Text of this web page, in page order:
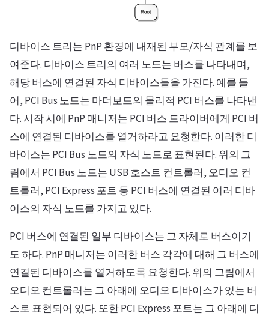
디바이스 트리는 PnP 환경에 내재된 부모/자식 관계를 보
여준다. 디바이스 트리의 여러 노드는 버스를 나타내며,
해당 버스에 연결된 자식 디바이스들을 가진다. 예를 들
어, PCI Bus 노드는 마더보드의 물리적 PCI 버스를 나타낸
다. 시작 시에 PnP 매니저는 PCI 버스 드라이버에게 PCI 버
스에 연결된 디바이스를 열거하라고 요청한다. 이러한 디
바이스는 PCI Bus 노드의 자식 노드로 표현된다. 위의 그
림에서 PCI Bus 노드는 USB 호스트 컨트롤러, 오디오 컨
트롤러, PCI Express 포트 등 PCI 버스에 연결된 여러 디바
이스의 자식 노드를 가지고 있다.
PCI 버스에 연결된 일부 디바이스는 그 자체로 버스이기
도 하다. PnP 매니저는 이러한 버스 각각에 대해 그 버스에
연결된 디바이스를 열거하도록 요청한다. 위의 그림에서
오디오 컨트롤러는 그 아래에 오디오 디바이스가 있는 버
스로 표현되어 있다. 또한 PCI Express 포트는 그 아래에 디